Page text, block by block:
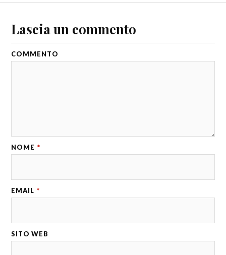
Lascia un commento
COMMENTO
NOME *
EMAIL *
SITO WEB